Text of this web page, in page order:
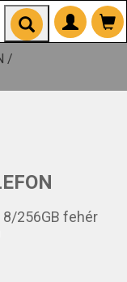
/
8/256GB fehér